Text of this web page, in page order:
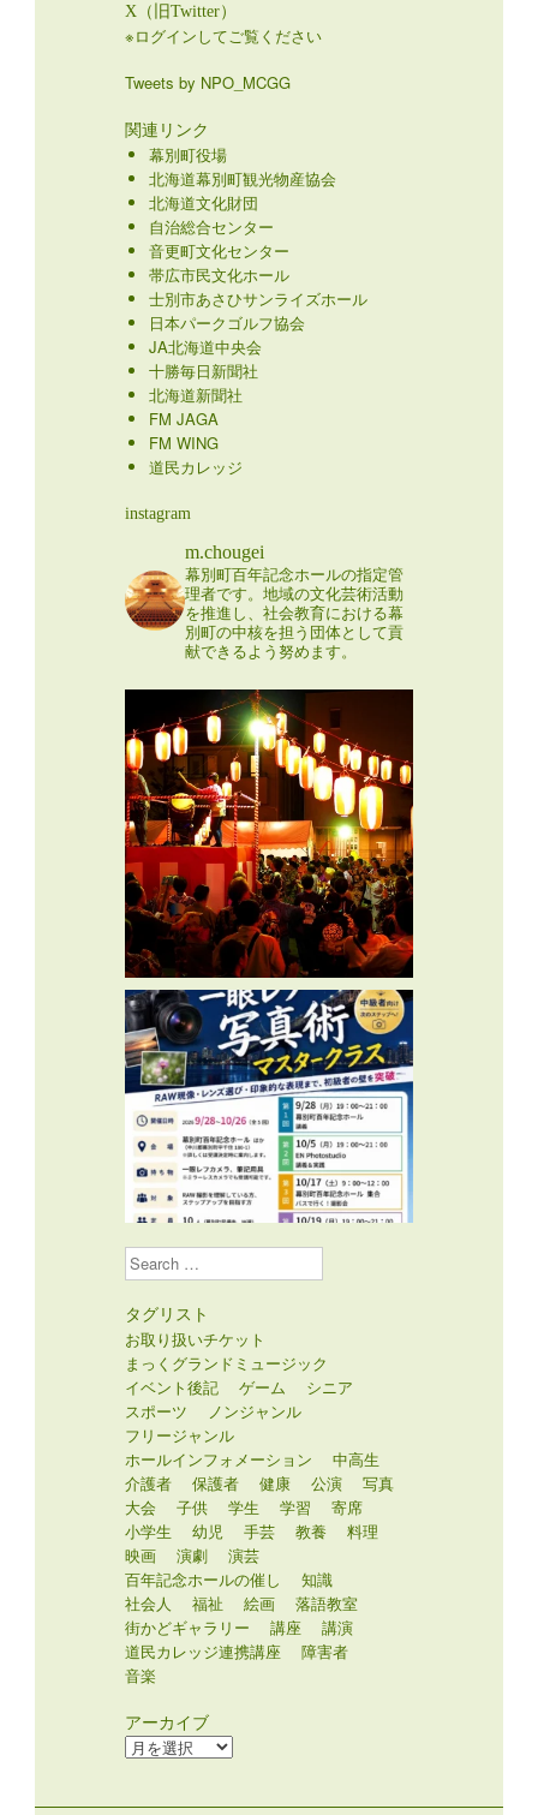
X（旧Twitter）
※ログインしてご覧ください
Tweets by NPO_MCGG
関連リンク
幕別町役場
北海道幕別町観光物産協会
北海道文化財団
自治総合センター
音更町文化センター
帯広市民文化ホール
士別市あさひサンライズホール
日本パークゴルフ協会
JA北海道中央会
十勝毎日新聞社
北海道新聞社
FM JAGA
FM WING
道民カレッジ
instagram
m.chougei
幕別町百年記念ホールの指定管
理者です。地域の文化芸術活動
を推進し、社会教育における幕
別町の中核を担う団体として貢
献できるよう努めます。
Search
タグリスト
お取り扱いチケット
まっくグランドミュージック
イベント後記
ゲーム
シニア
スポーツ
ノンジャンル
フリージャンル
ホールインフォメーション
中高生
介護者
保護者 健康 公演
写真
大会
子供 学生 学習
寄席
小学生
幼児 手芸 教養
料理
映画
演劇
演芸
百年記念ホールの催し
知識
社会人
福祉 絵画
落語教室
街かどギャラリー
講座
講演
道民カレッジ連携講座
障害者
音楽
アーカイブ
ア